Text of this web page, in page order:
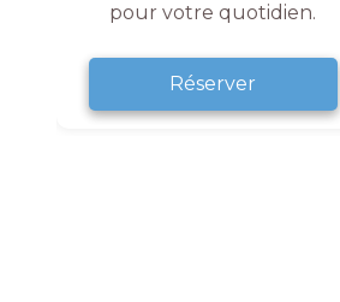
pour votre quotidien.
Réserver